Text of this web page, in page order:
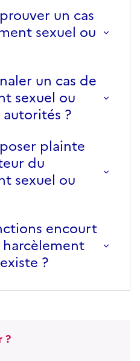
un cas
sexuel ou
un cas de
sexuel ou
autorités ?
plainte
du
sexuel ou
encourt
?
?